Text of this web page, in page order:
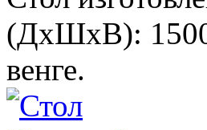
(ДхШхВ):
венге.